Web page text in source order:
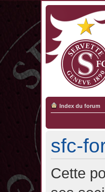
Index du forum
sfc-
Cette